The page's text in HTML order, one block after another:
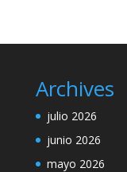
Archives
julio 2026
junio 2026
mayo 2026